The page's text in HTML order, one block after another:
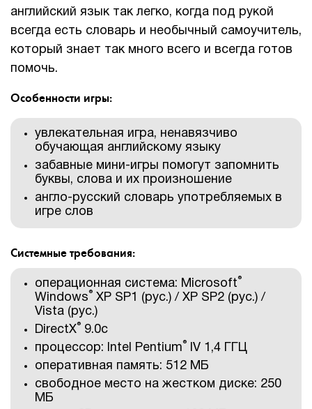
английский язык так легко, когда под рукой
всегда есть словарь и необычный самоучитель,
который знает так много всего и всегда готов
помочь.
Особенности игры:
увлекательная игра, ненавязчиво
обучающая английскому языку
забавные мини-игры помогут запомнить
буквы, слова и их произношение
англо-русский словарь употребляемых в
игре слов
Системные требования:
операционная система: Microsoft®
Windows® XP SP1 (рус.) / XP SP2 (рус.) /
Vista (рус.)
DirectX® 9.0с
процессор: Intel Pentium®
IV 1,4 ГГЦ
оперативная память: 512 МБ
свободное место на жестком диске: 250
МБ